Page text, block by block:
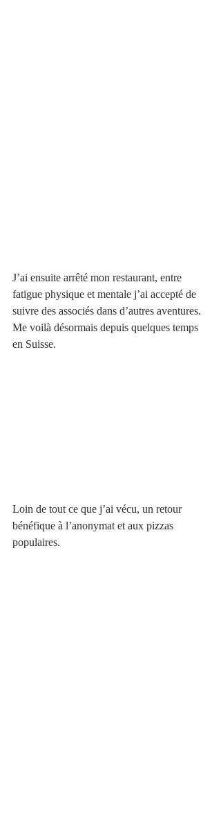
J’ai ensuite arrêté mon restaurant, entre
fatigue physique et mentale j’ai accepté de
suivre des associés dans d’autres aventures.
Me voilà désormais depuis quelques temps
en Suisse.
Loin de tout ce que j’ai vécu, un retour
bénéfique à l’anonymat et aux pizzas
populaires.